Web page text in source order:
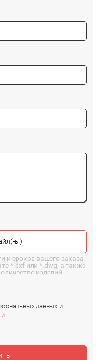
и сроков вашего заказа,
*.dxf или *.dwg, а также
изделий.
данных и